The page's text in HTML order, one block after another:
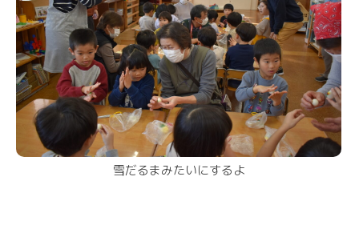
雪だるまみたいにするよ